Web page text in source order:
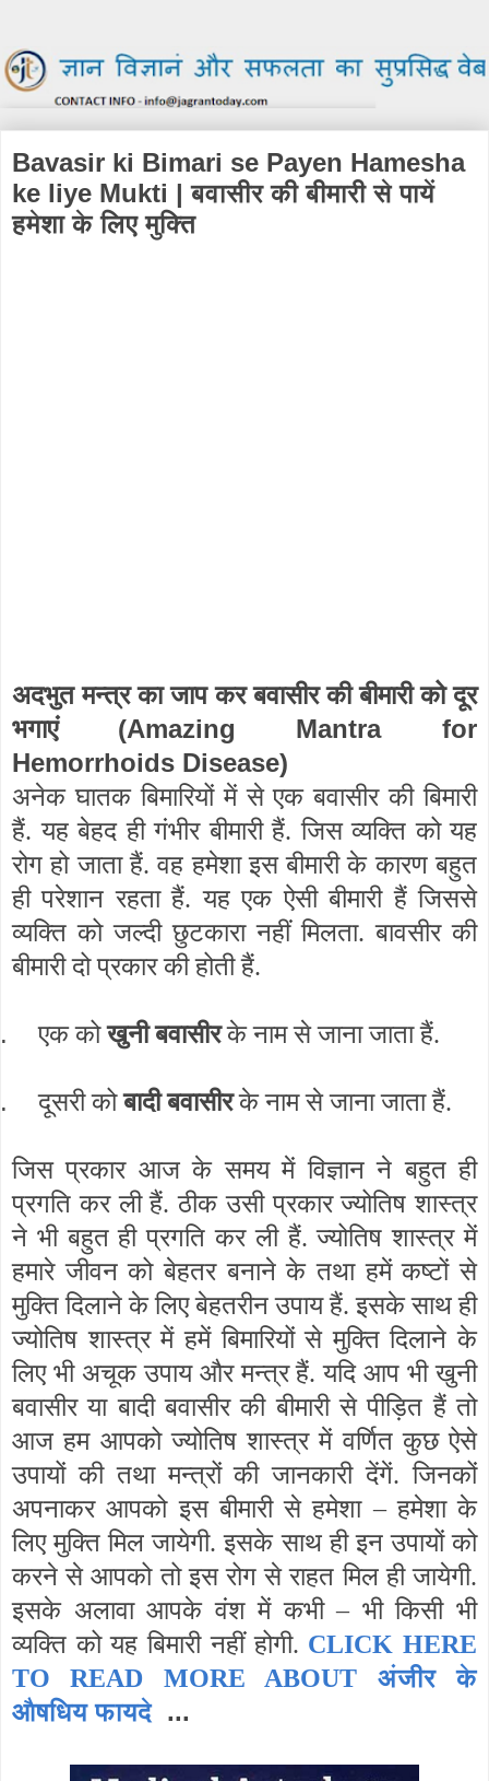
Bavasir ki Bimari se Payen Hamesha
ke liye Mukti | बवासीर की बीमारी से पायें
हमेशा के लिए मुक्ति
अदभुत मन्त्र का जाप कर बवासीर की बीमारी को दूर
भगाएं (Amazing Mantra for
Hemorrhoids Disease)
अनेक घातक बिमारियों में से एक बवासीर की बिमारी
हैं. यह बेहद ही गंभीर बीमारी हैं. जिस व्यक्ति को यह
रोग हो जाता हैं. वह हमेशा इस बीमारी के कारण बहुत
ही परेशान रहता हैं. यह एक ऐसी बीमारी हैं जिससे
व्यक्ति को जल्दी छुटकारा नहीं मिलता. बावसीर की
बीमारी दो प्रकार की होती हैं.
एक कोखुनी बवासीरके नाम से जाना जाता हैं.
दूसरी कोबादी बवासीरके नाम से जाना जाता हैं.
जिस प्रकार आज के समय में विज्ञान ने बहुत ही
प्रगति कर ली हैं. ठीक उसी प्रकार ज्योतिष शास्त्र
ने भी बहुत ही प्रगति कर ली हैं. ज्योतिष शास्त्र में
हमारे जीवन को बेहतर बनाने के तथा हमें कष्टों से
मुक्ति दिलाने के लिए बेहतरीन उपाय हैं. इसके साथ ही
ज्योतिष शास्त्र में हमें बिमारियों से मुक्ति दिलाने के
लिए भी अचूक उपाय और मन्त्र हैं. यदि आप भी खुनी
बवासीर या बादी बवासीर की बीमारी से पीड़ित हैं तो
आज हम आपको ज्योतिष शास्त्र में वर्णित कुछ ऐसे
उपायों की तथा मन्त्रों की जानकारी देंगें. जिनकों
अपनाकर आपको इस बीमारी से हमेशा – हमेशा के
लिए मुक्ति मिल जायेगी. इसके साथ ही इन उपायों को
करने से आपको तो इस रोग से राहत मिल ही जायेगी.
इसके अलावा आपके वंश में कभी – भी किसी भी
व्यक्ति को यह बिमारी नहीं होगी. CLICK HERE
TO READ MORE ABOUT अंजीर के
औषधिय फायदे ...